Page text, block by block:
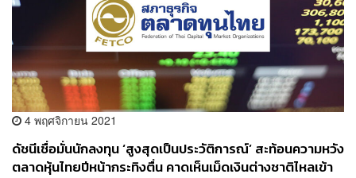
4 พฤศจิกายน 2021
ดัชนีเชื่อมั่นนักลงทุน ‘สูงสุดเป็นประวัติการณ์’ สะท้อนความหวัง
ตลาดหุ้นไทยปีหน้ากระทิงตื่น คาดเห็นเม็ดเงินต่างชาติไหลเข้า